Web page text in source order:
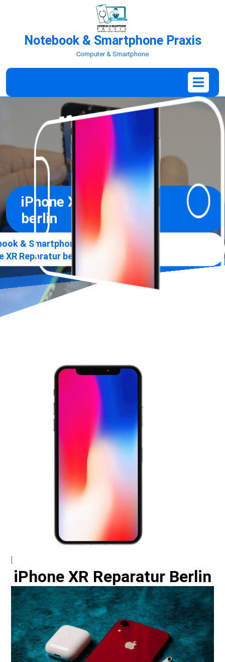
Notebook & Smartphone Praxis
Computer & Smartphone
iPhone XR Reparatur
berlin
& Smartphone Praxis
XR Reparatur berlin
[
iPhone XR Reparatur Berlin